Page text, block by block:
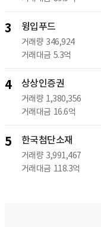
3 윙입푸드
거래량 346,924
거래대금 5.3억
4 상상인증권
거래량 1,380,356
거래대금 16.6억
5 한국첨단소재
거래량 3,991,467
거래대금 118.3억